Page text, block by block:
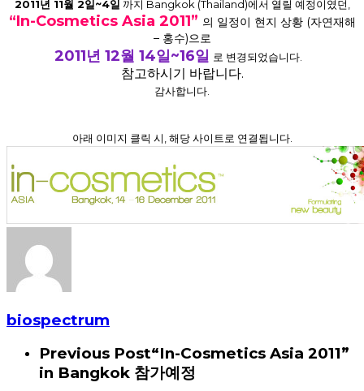
2011년 11월 2일~4일 까지 Bangkok (Thailand)에서 열릴 예정이였던,
“In-Cosmetics Asia 2011” 의 일정이 현지 상황 (자연재해
– 홍수)으로
2011년 12월 14일~16일 로 변경되었습니다.
참고하시기 바랍니다.
감사합니다.
아래 이미지 클릭 시, 해당 사이트로 연결됩니다.
biospectrum
Previous Post“In-Cosmetics Asia 2011”
in Bangkok 참가예정